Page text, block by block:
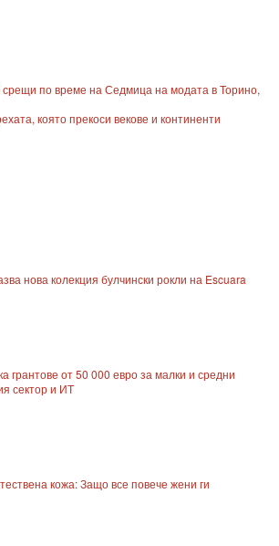
срещи по време на Седмица на модата в Торино,
която прекоси векове и континенти
нова колекция булчински рокли на Escuara
грантове от 50 000 евро за малки и средни
сектор и ИТ
кожа: Защо все повече жени ги